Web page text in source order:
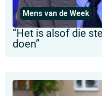
Mens van de Week
“Het is alsof die
doen”